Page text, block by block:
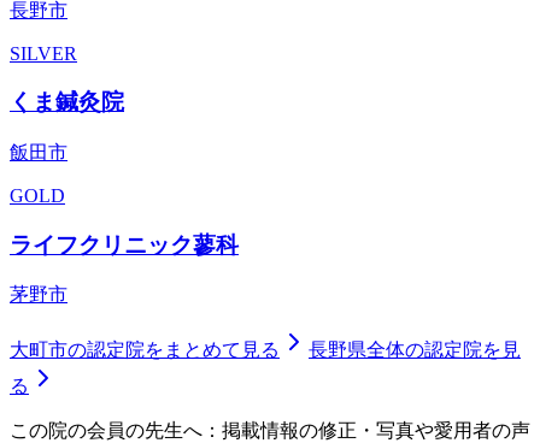
長野市
SILVER
くま鍼灸院
飯田市
GOLD
ライフクリニック蓼科
茅野市
大町市の認定院をまとめて見る 長野県全体の認定院を見
る
この院の会員の先生へ：掲載情報の修正・写真や愛用者の声